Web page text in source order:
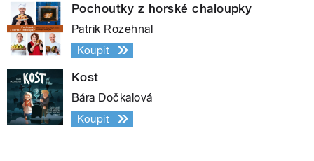
Pochoutky z horské chaloupky
Patrik Rozehnal
Koupit
Kost
Bára Dočkalová
Koupit